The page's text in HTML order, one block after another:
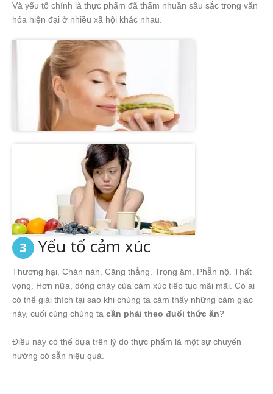
Và yếu tố chính là thực phẩm đã thấm nhuần sâu sắc trong văn
hóa hiện đại ở nhiều xã hội khác nhau.
3 Yếu tố cảm xúc
Thương hại. Chán nản. Căng thẳng. Trọng âm. Phẫn nộ. Thất
vọng. Hơn nữa, dòng chảy của cảm xúc tiếp tục mãi mãi. Có ai
có thể giải thích tại sao khi chúng ta cảm thấy những cảm giác
này, cuối cùng chúng ta cần phải theo đuổi thức ăn?
Điều này có thể dựa trên lý do thực phẩm là một sự chuyển
hướng có sẵn hiệu quả.